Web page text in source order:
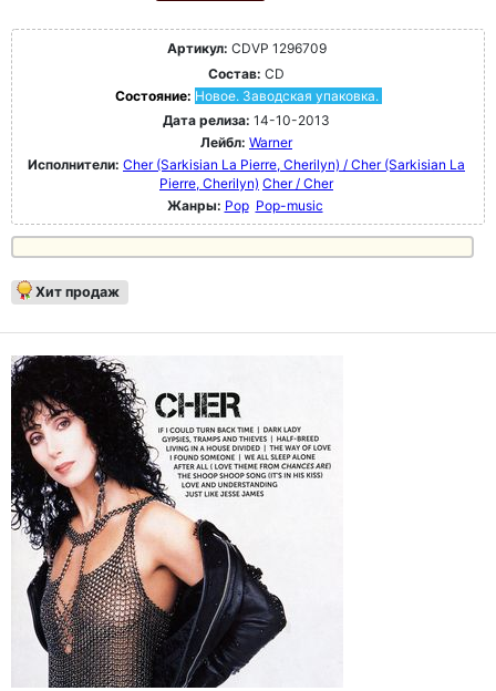
Артикул: CDVP 1296709
Состав: CD
Состояние: Новое. Заводская упаковка.
Дата релиза: 14-10-2013
Лейбл: Warner
Исполнители: Cher (Sarkisian La Pierre, Cherilyn) / Cher (Sarkisian La
Pierre, Cherilyn) Cher / Cher
Жанры: Pop Pop-music
Хит продаж